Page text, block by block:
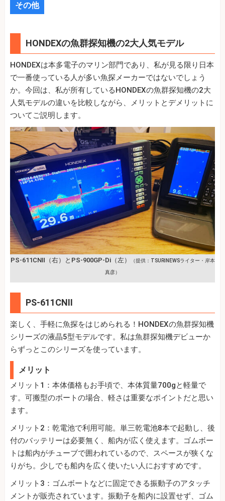
その他
HONDEXの魚群探知機の2大人気モデル
HONDEXは本多電子のマリン部門であり、私が見る限り日本
で一番使っている人が多い魚探メーカーではないでしょう
か。今回は、私が所有しているHONDEXの魚群探知機の2大
人気モデルの違いを比較しながら、メリットとデメリットに
ついてご説明します。
PS-611CNⅡ（右）とPS-900GP-Di（左） （提供：TSURINEWSライター・岸本
真彦）
PS-611CNⅡ
楽しく、手軽に魚探をはじめられる！HONDEXの魚群探知機
シリーズの液晶5型モデルです。私は魚群探知機デビューか
らずっとこのシリーズを使っています。
メリット
メリット1：本体価格もお手頃で、本体質量700gと軽量で
す。可搬型のボートの場合、軽さは重要なポイントだと思い
ます。
メリット2：乾電池で利用可能。単三乾電池8本で起動し、後
付のバッテリーは必要無く、船内が広く使えます。ゴムボー
トは船内がチューブで囲われているので、スペースが狭くな
りがち。少しでも船内を広く使いたい人におすすめです。
メリット3：ゴムボートなどに固定できる振動子のアタッチ
メントが販売されています。振動子を船内に設置せず、ゴム